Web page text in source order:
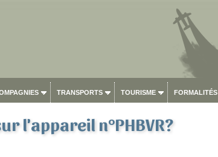
TRANSPORTS TOURISME FORMALITÉS
l'appareil n°PHBVR?